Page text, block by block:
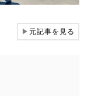
▶元記事を見る